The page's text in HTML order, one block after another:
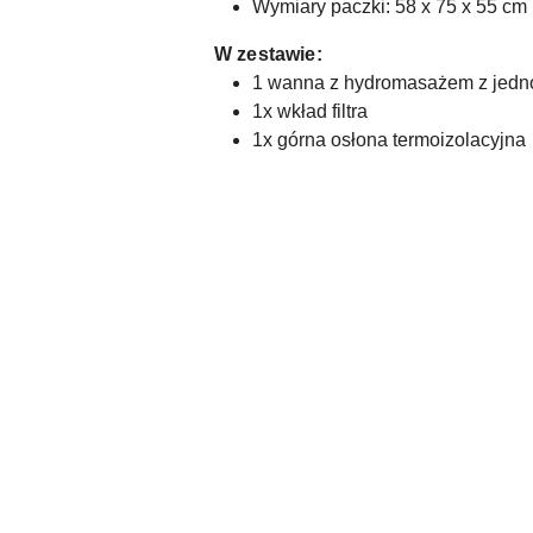
Wymiary paczki: 58 x 75 x 55 cm
W zestawie:
1 wanna z hydromasażem z
1x wkład filtra
1x górna osłona termoizolacyjna